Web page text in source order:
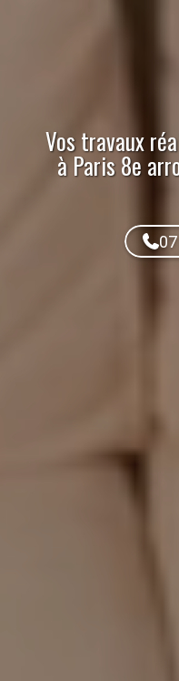
Vos travaux
à Paris 8e